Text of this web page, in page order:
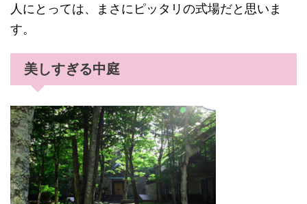
人にとっては、まさにピッタリの式場だと思いま
す。
美しすぎる中庭